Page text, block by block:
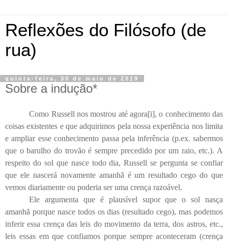
Reflexões do Filósofo (de
rua)
quinta-feira, 30 de maio de 2019
Sobre a indução*
Como Russell nos mostrou até agora[i], o conhecimento das
coisas existentes e que adquirimos pela nossa experiência nos limita
e ampliar esse conhecimento passa pela inferência (p.ex. sabermos
que o barulho do trovão é sempre precedido por um raio, etc.). A
respeito do sol que nasce todo dia, Russell se pergunta se confiar
que ele nascerá novamente amanhã é um resultado cego do que
vemos diariamente ou poderia ser uma crença razoável.
Ele argumenta que é plausível supor que o sol nasça
amanhã porque nasce todos os dias (resultado cego), mas podemos
inferir essa crença das leis do movimento da terra, dos astros, etc.,
leis essas em que confiamos porque sempre aconteceram (crença